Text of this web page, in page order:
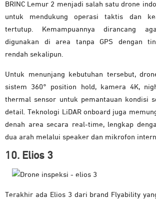
BRINC Lemur 2 menjadi salah satu drone
untuk mendukung operasi taktis dan
tertutup. Kemampuannya dirancang
digunakan di area tanpa GPS dengan
rendah sekalipun.
Untuk menunjang kebutuhan tersebut,
sistem 360° position hold, kamera 4K,
thermal sensor untuk pemantauan kondisi
detail. Teknologi LiDAR onboard juga
denah area secara real-time, lengkap
dua arah melalui speaker dan mikrofon
10. Elios 3
Terakhir ada Elios 3 dari brand Flyability